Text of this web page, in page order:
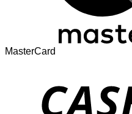
MasterCard